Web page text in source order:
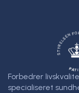
Forbedrer
specialiseret